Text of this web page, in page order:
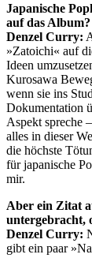
Japanische
auf das Album?
Denzel Curry:
»Zatoichi« auf
Ideen
Kurosawa
wenn sie ins
Dokumentation
Aspekt spreche
alles in dieser
die höchste
für japanische
mir.
Aber ein Zitat
untergebracht,
Denzel Curry:
gibt ein paar